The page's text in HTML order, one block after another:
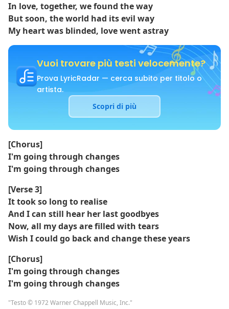
In love, together, we found the way
But soon, the world had its evil way
My heart was blinded, love went astray
Vuoi trovare più testi velocemente?
Prova LyricRadar — cerca subito per titolo o
artista.
Scopri di più
[Chorus]
I'm going through changes
I'm going through changes
[Verse 3]
It took so long to realise
And I can still hear her last goodbyes
Now, all my days are filled with tears
Wish I could go back and change these years
[Chorus]
I'm going through changes
I'm going through changes
"Testo © 1972 Warner Chappell Music, Inc."